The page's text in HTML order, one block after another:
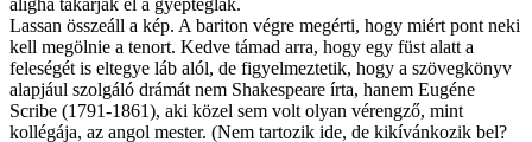
aligha takarják el a gyeptéglák.
Lassan összeáll a kép. A bariton végre megérti, hogy miért pont neki
kell megölnie a tenort. Kedve támad arra, hogy egy füst alatt a
feleségét is eltegye láb alól, de figyelmeztetik, hogy a szövegkönyv
alapjául szolgáló drámát nem Shakespeare írta, hanem Eugéne
Scribe (1791-1861), aki közel sem volt olyan vérengző, mint
kollégája, az angol mester. (Nem tartozik ide, de kikívánkozik bel?